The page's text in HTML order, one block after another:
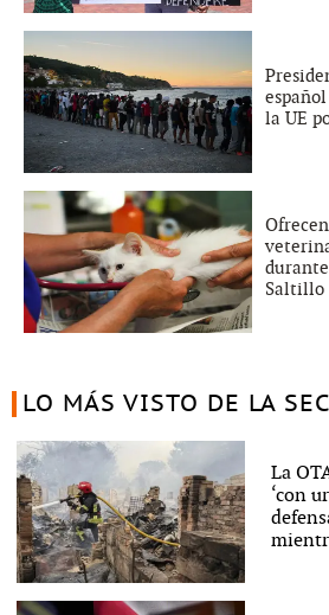
la UE
Saltillo
LO MÁS VISTO DE LA
La
‘con